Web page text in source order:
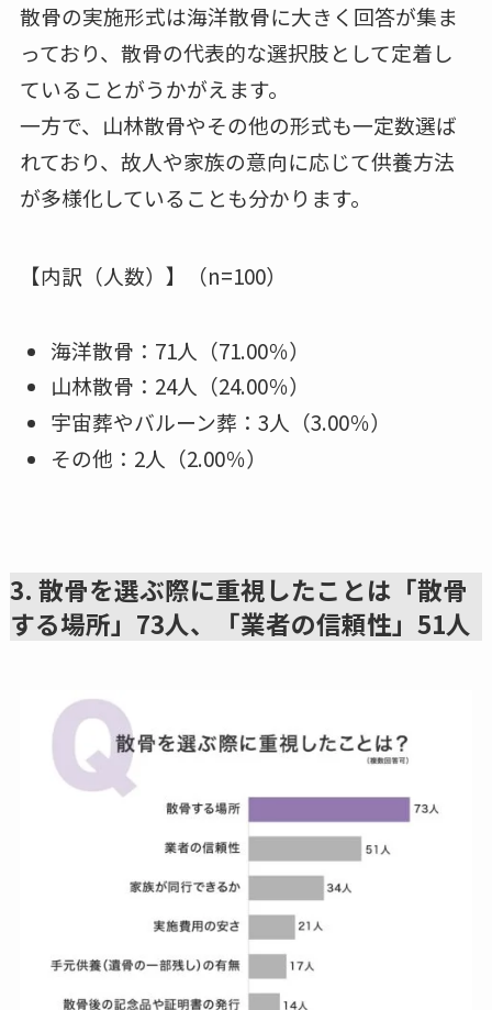
散骨の実施形式は海洋散骨に大きく回答が集ま
っており、散骨の代表的な選択肢として定着し
ていることがうかがえます。
一方で、山林散骨やその他の形式も一定数選ば
れており、故人や家族の意向に応じて供養方法
が多様化していることも分かります。
【内訳（人数）】（n=100）
海洋散骨：71人（71.00％）
山林散骨：24人（24.00％）
宇宙葬やバルーン葬：3人（3.00％）
その他：2人（2.00％）
3. 散骨を選ぶ際に重視したことは「散骨
する場所」73人、「業者の信頼性」51人